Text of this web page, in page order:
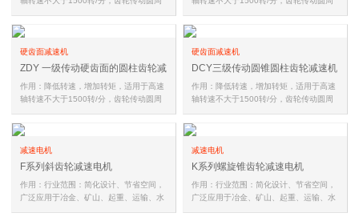
硬齿面减速机
ZDY 一级传动硬齿面的圆柱齿轮减
速机
作用：降低转速，增加转矩，适用于高速
轴转速不大于1500转/分，齿轮传动圆周
硬齿面减速机
DCY三级传动圆锥圆柱齿轮减速机
作用：降低转速，增加转矩，适用于高速
轴转速不大于1500转/分，齿轮传动圆周
减速电机
F系列斜齿轮减速电机
作用：行业范围：简化设计、节省空间，
广泛应用于冶金、矿山、起重、运输、水
减速电机
K系列螺旋锥齿轮减速电机
作用：行业范围：简化设计、节省空间，
广泛应用于冶金、矿山、起重、运输、水